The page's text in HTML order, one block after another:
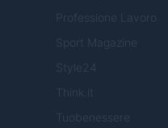
Professione Lavoro
Sport Magazine
Style24
Think.it
Tuobenessere